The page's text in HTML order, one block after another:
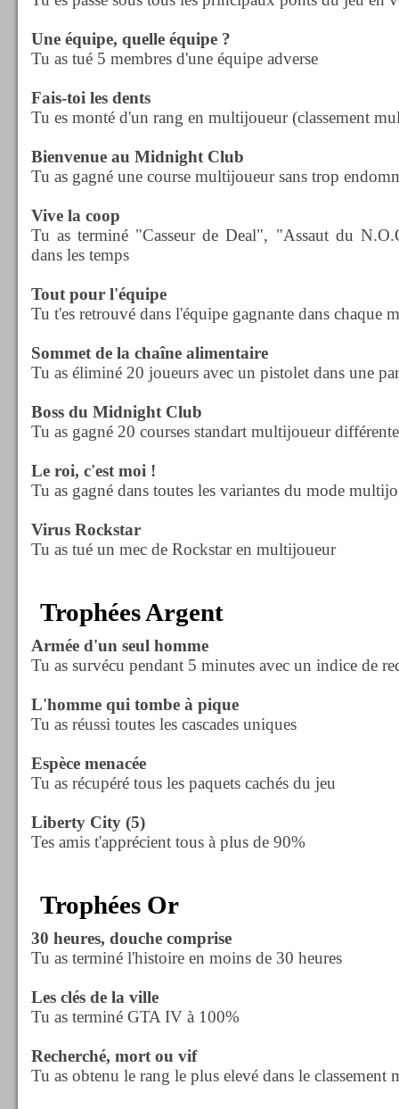
Une équipe, quelle équipe ?
Tu as tué 5 membres d'une équipe adverse
Fais-toi les dents
Tu es monté d'un rang en multijoueur (classement
Bienvenue au Midnight Club
Tu as gagné une course multijoueur sans trop
Vive la coop
Tu as terminé "Casseur de Deal", "Assaut du
dans les temps
Tout pour l'équipe
Tu t'es retrouvé dans l'équipe gagnante dans chaque
Sommet de la chaîne alimentaire
Tu as éliminé 20 joueurs avec un pistolet dans une
Boss du Midnight Club
Tu as gagné 20 courses standart multijoueur
Le roi, c'est moi !
Tu as gagné dans toutes les variantes du mode
Virus Rockstar
Tu as tué un mec de Rockstar en multijoueur
Trophées Argent
Armée d'un seul homme
Tu as survécu pendant 5 minutes avec un indice de
L'homme qui tombe à pique
Tu as réussi toutes les cascades uniques
Espèce menacée
Tu as récupéré tous les paquets cachés du jeu
Liberty City (5)
Tes amis t'apprécient tous à plus de 90%
Trophées Or
30 heures, douche comprise
Tu as terminé l'histoire en moins de 30 heures
Les clés de la ville
Tu as terminé GTA IV à 100%
Recherché, mort ou vif
Tu as obtenu le rang le plus elevé dans le classement